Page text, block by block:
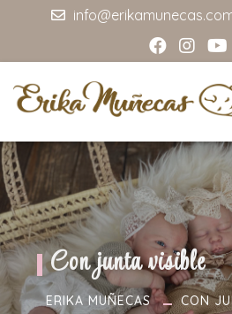
Con junta visible
ERIKA MUÑECAS CON